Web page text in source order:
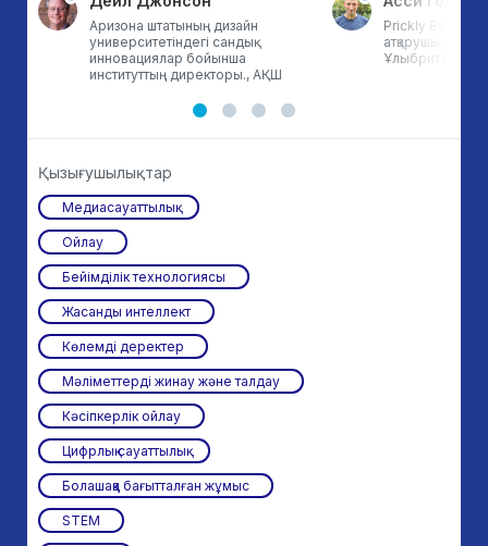
Аризона штатының дизайн
университетіндегі сандық
инновациялар бойынша
институттың директоры., АҚШ
Prickly Bear
атқарушы
Ұлыбритания
Қызығушылықтар
Медиасауаттылық
Ойлау
Бейімділік технологиясы
Жасанды интеллект
Көлемді деректер
Мәліметтерді жинау және талдау
Кәсіпкерлік ойлау
Цифрлық сауаттылық
Болашаққа бағытталған жұмыс
STEM